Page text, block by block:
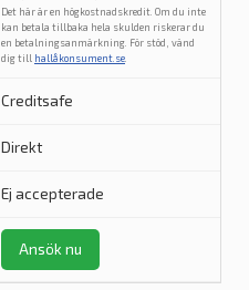
Det här är en högkostnadskredit. Om du inte
kan betala tillbaka hela skulden riskerar du
en betalningsanmärkning. För stöd, vänd
dig till hallåkonsument.se
Creditsafe
Direkt
Ej accepterade
Ansök nu